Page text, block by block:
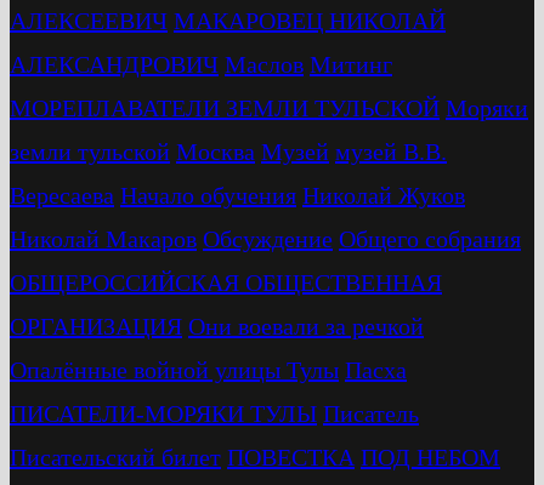
АЛЕКСЕЕВИЧ МАКАРОВЕЦ НИКОЛАЙ
АЛЕКСАНДРОВИЧ Маслов Митинг
МОРЕПЛАВАТЕЛИ ЗЕМЛИ ТУЛЬСКОЙ Моряки
земли тульской Москва Музей музей В.В.
Вересаева Начало обучения Николай Жуков
Николай Макаров Обсуждение Общего собрания
ОБЩЕРОССИЙСКАЯ ОБЩЕСТВЕННАЯ
ОРГАНИЗАЦИЯ Они воевали за речкой
Опалённые войной улицы Тулы Пасха
ПИСАТЕЛИ-МОРЯКИ ТУЛЫ Писатель
Писательский билет ПОВЕСТКА ПОД НЕБОМ